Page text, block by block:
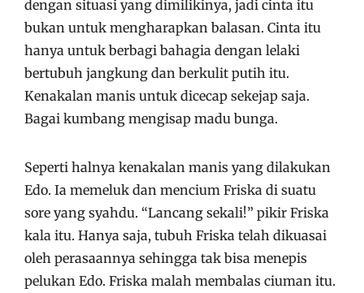
dengan situasi yang dimilikinya, jadi cinta itu
bukan untuk mengharapkan balasan. Cinta itu
hanya untuk berbagi bahagia dengan lelaki
bertubuh jangkung dan berkulit putih itu.
Kenakalan manis untuk dicecap sekejap saja.
Bagai kumbang mengisap madu bunga.
Seperti halnya kenakalan manis yang dilakukan
Edo. Ia memeluk dan mencium Friska di suatu
sore yang syahdu. “Lancang sekali!” pikir Friska
kala itu. Hanya saja, tubuh Friska telah dikuasai
oleh perasaannya sehingga tak bisa menepis
pelukan Edo. Friska malah membalas ciuman itu.